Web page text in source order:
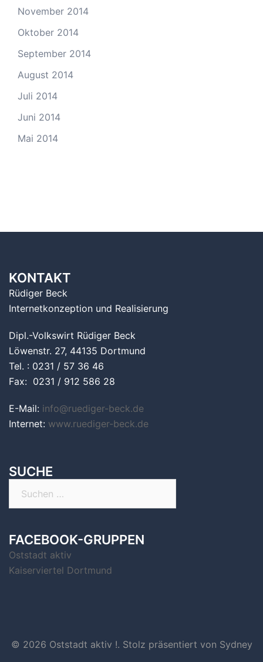
November 2014
Oktober 2014
September 2014
August 2014
Juli 2014
Juni 2014
Mai 2014
KONTAKT
Rüdiger Beck
Internetkonzeption und Realisierung
Dipl.-Volkswirt Rüdiger Beck
Löwenstr. 27, 44135 Dortmund
Tel. : 0231 / 57 36 46
Fax: 0231 / 912 586 28
E-Mail: info@ruediger-beck.de
Internet: www.ruediger-beck.de
SUCHE
nach:
FACEBOOK-GRUPPEN
Oststadt aktiv
Kaiserviertel Dortmund
© 2026 Oststadt aktiv !. Stolz präsentiert von Sydney